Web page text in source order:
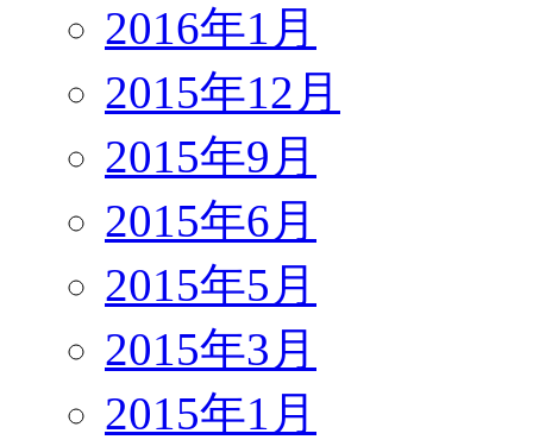
2016年1月
2015年12月
2015年9月
2015年6月
2015年5月
2015年3月
2015年1月